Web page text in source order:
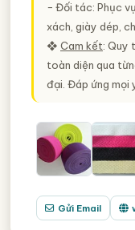
− Đối tác: Phục
xách, giày dép,
❖ Cam kết: Quy
toàn diện qua
đại. Đáp ứng mọi
Gửi Email